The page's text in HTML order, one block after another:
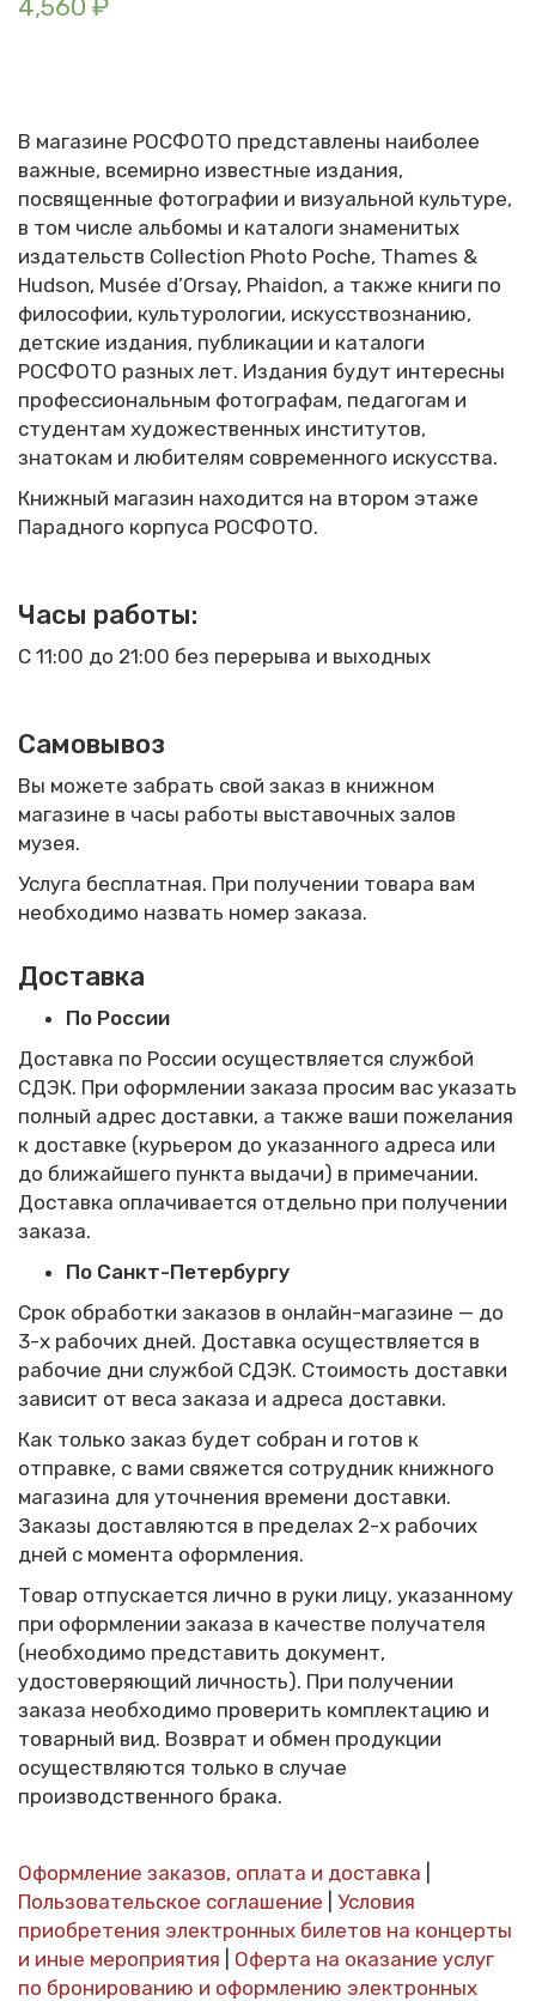
4,560 ₽
В магазине РОСФОТО представлены наиболее
важные, всемирно известные издания,
посвященные фотографии и визуальной культуре,
в том числе альбомы и каталоги знаменитых
издательств Collection Photo Poche, Thames &
Hudson, Musée d’Orsay, Phaidon, а также книги по
философии, культурологии, искусствознанию,
детские издания, публикации и каталоги
РОСФОТО разных лет. Издания будут интересны
профессиональным фотографам, педагогам и
студентам художественных институтов,
знатокам и любителям современного искусства.
Книжный магазин находится на втором этаже
Парадного корпуса РОСФОТО.
Часы работы:
С 11:00 до 21:00 без перерыва и выходных
Самовывоз
Вы можете забрать свой заказ в книжном
магазине в часы работы выставочных залов
музея.
Услуга бесплатная. При получении товара вам
необходимо назвать номер заказа.
Доставка
По России
Доставка по России осуществляется службой
СДЭК. При оформлении заказа просим вас указать
полный адрес доставки, а также ваши пожелания
к доставке (курьером до указанного адреса или
до ближайшего пункта выдачи) в примечании.
Доставка оплачивается отдельно при получении
заказа.
По Санкт-Петербургу
Срок обработки заказов в онлайн-магазине — до
3-х рабочих дней. Доставка осуществляется в
рабочие дни службой СДЭК. Стоимость доставки
зависит от веса заказа и адреса доставки.
Как только заказ будет собран и готов к
отправке, с вами свяжется сотрудник книжного
магазина для уточнения времени доставки.
Заказы доставляются в пределах 2-х рабочих
дней с момента оформления.
Товар отпускается лично в руки лицу, указанному
при оформлении заказа в качестве получателя
(необходимо представить документ,
удостоверяющий личность). При получении
заказа необходимо проверить комплектацию и
товарный вид. Возврат и обмен продукции
осуществляются только в случае
производственного брака.
Оформление заказов, оплата и доставка
Пользовательское соглашение
Условия
приобретения электронных билетов на концерты
и иные мероприятия
Оферта на оказание услуг
по бронированию и оформлению электронных